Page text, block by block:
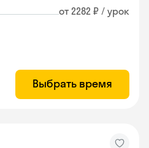
от 2282 ₽ / урок
Выбрать время